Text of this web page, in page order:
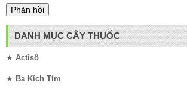
DANH MỤC CÂY THUỐC
★ Actisô
★ Ba Kích Tím